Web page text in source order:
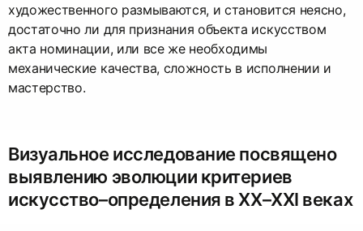
художественного размываются, и становится неясно,
достаточно ли для признания объекта искусством
акта номинации, или все же необходимы
механические качества, сложность в исполнении и
мастерство.
Визуальное исследование посвящено
выявлению эволюции критериев
искусство–определения в XX–XXI веках